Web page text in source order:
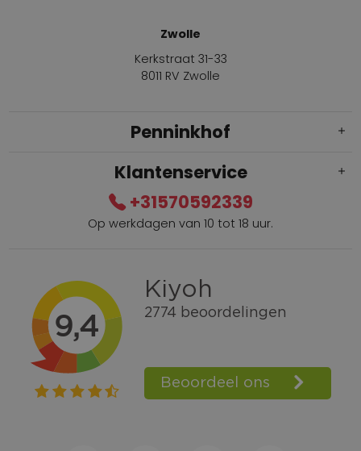
Zwolle
Kerkstraat 31-33
8011 RV Zwolle
Penninkhof
Gratis verzending vanaf € 100,=
Bel +31570592339
Spaarpunten
Shop the Look
Telefonisch bestellen ook mogelijk
Klantenservice
+31570592339
Op werkdagen van 10 tot 18 uur.